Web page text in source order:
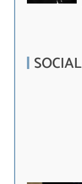
SOCIAL